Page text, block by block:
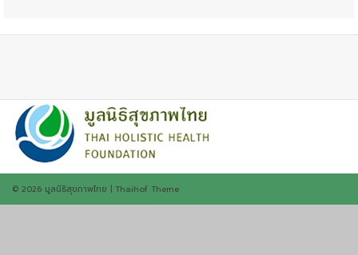
© 2026 มูลนิธิสุขภาพไทย | Thaihof Theme